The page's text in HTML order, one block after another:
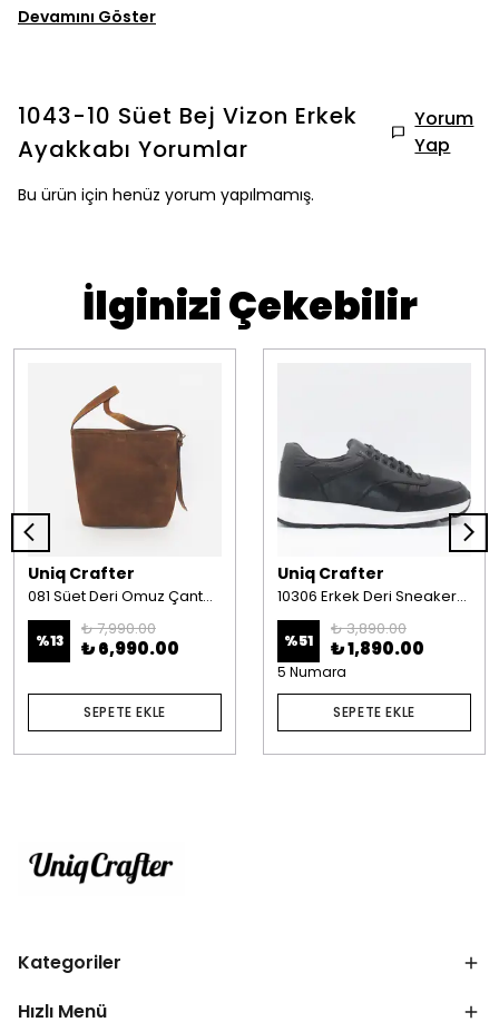
Devamını Göster
1043-10 Süet Bej Vizon Erkek
Ayakkabı Yorumlar
Yorum
Yap
Bu ürün için henüz yorum yapılmamış.
İlginizi Çekebilir
Uniq Crafter
081 Süet Deri Omuz Çantası Taba
%13
₺ 7,990.00
₺ 6,990.00
SEPETE EKLE
Uniq Crafter
10306 Erkek Deri Sneakers Lacivert
%51
₺ 3,890.00
₺ 1,890.00
5 Numara
SEPETE EKLE
Kategoriler
Hızlı Menü